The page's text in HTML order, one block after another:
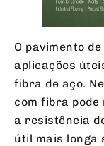
O pavimento
aplicações
fibra de aço.
com fibra
a resistência
útil mais longa